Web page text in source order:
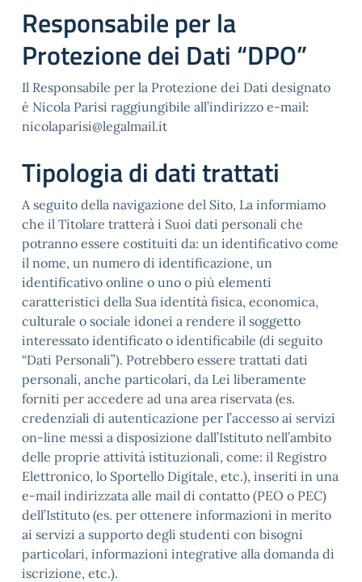
Responsabile per la
Protezione dei Dati “DPO”
Il Responsabile per la Protezione dei Dati designato
è Nicola Parisi raggiungibile all’indirizzo e-mail:
nicolaparisi@legalmail.it
Tipologia di dati trattati
A seguito della navigazione del Sito, La informiamo
che il Titolare tratterà i Suoi dati personali che
potranno essere costituiti da: un identificativo come
il nome, un numero di identificazione, un
identificativo online o uno o più elementi
caratteristici della Sua identità fisica, economica,
culturale o sociale idonei a rendere il soggetto
interessato identificato o identificabile (di seguito
“Dati Personali”). Potrebbero essere trattati dati
personali, anche particolari, da Lei liberamente
forniti per accedere ad una area riservata (es.
credenziali di autenticazione per l’accesso ai servizi
on-line messi a disposizione dall’Istituto nell’ambito
delle proprie attività istituzionali, come: il Registro
Elettronico, lo Sportello Digitale, etc.), inseriti in una
e-mail indirizzata alle mail di contatto (PEO o PEC)
dell’Istituto (es. per ottenere informazioni in merito
ai servizi a supporto degli studenti con bisogni
particolari, informazioni integrative alla domanda di
iscrizione, etc.).